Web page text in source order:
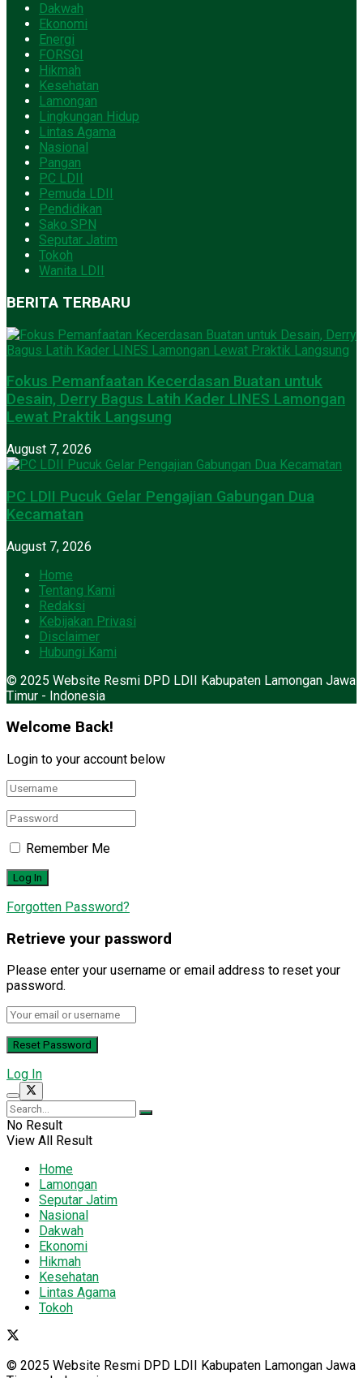
Dakwah
Ekonomi
Energi
FORSGI
Hikmah
Kesehatan
Lamongan
Lingkungan Hidup
Lintas Agama
Nasional
Pangan
PC LDII
Pemuda LDII
Pendidikan
Sako SPN
Seputar Jatim
Tokoh
Wanita LDII
BERITA TERBARU
Fokus Pemanfaatan Kecerdasan Buatan untuk
Desain, Derry Bagus Latih Kader LINES Lamongan
Lewat Praktik Langsung
August 7, 2026
PC LDII Pucuk Gelar Pengajian Gabungan Dua
Kecamatan
August 7, 2026
Home
Tentang Kami
Redaksi
Kebijakan Privasi
Disclaimer
Hubungi Kami
© 2025 Website Resmi DPD LDII Kabupaten Lamongan Jawa
Timur - Indonesia
Welcome Back!
Login to your account below
Remember Me
Forgotten Password?
Retrieve your password
Please enter your username or email address to reset your
password.
Log In
No Result
View All Result
Home
Lamongan
Seputar Jatim
Nasional
Dakwah
Ekonomi
Hikmah
Kesehatan
Lintas Agama
Tokoh
© 2025 Website Resmi DPD LDII Kabupaten Lamongan Jawa